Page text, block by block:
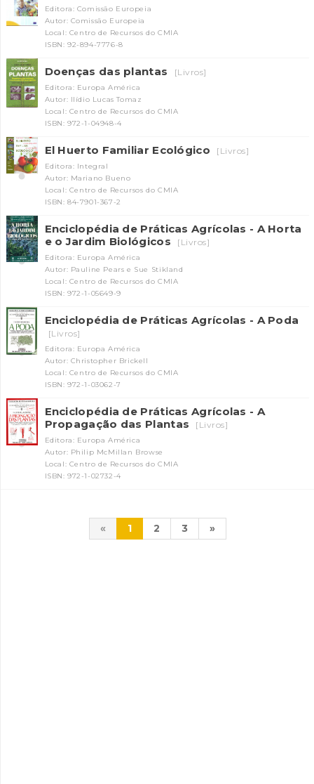
Editora: Comissão Europeia
Autor: Comissão Europeia
Local: Centro de Recursos do CMIA
ISBN: 92-894-7776-8
Doenças das plantas [Livros]
Editora: Europa América
Autor: Ilídio Lucas Tomaz
Local: Centro de Recursos do CMIA
ISBN: 972-1-04948-4
El Huerto Familiar Ecológico [Livros]
Editora: Integral
Autor: Mariano Bueno
Local: Centro de Recursos do CMIA
ISBN: 84-7901-367-2
Enciclopédia de Práticas Agrícolas - A Horta
e o Jardim Biológicos
[Livros]
Editora: Europa América
Autor: Pauline Pears e Sue Stikland
Local: Centro de Recursos do CMIA
ISBN: 972-1-05649-9
Enciclopédia de Práticas Agrícolas - A Poda
[Livros]
Editora: Europa América
Autor: Christopher Brickell
Local: Centro de Recursos do CMIA
ISBN: 972-1-03062-7
Enciclopédia de Práticas Agrícolas - A
Propagação das Plantas
[Livros]
Editora: Europa América
Autor: Philip McMillan Browse
Local: Centro de Recursos do CMIA
ISBN: 972-1-02732-4
« 1 2 3 »